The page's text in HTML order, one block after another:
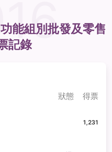
能組別批發及零售
記錄
狀態 得票
1,231